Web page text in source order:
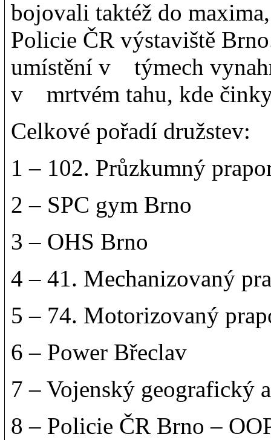
bojovali taktéž do
Policie ČR výstaviště
umístění v týmech
v mrtvém tahu, kde
Celkové pořadí družstev:
1 – 102. Průzkumný
2 – SPC gym Brno
3 – OHS Brno
4 – 41. Mechanizovaný
5 – 74. Motorizovaný
6 – Power Břeclav
7 – Vojenský geografický
8 – Policie ČR Brno –